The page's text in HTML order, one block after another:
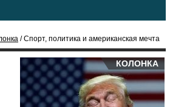
/ Спорт, политика и американская мечта
КОЛОНКА